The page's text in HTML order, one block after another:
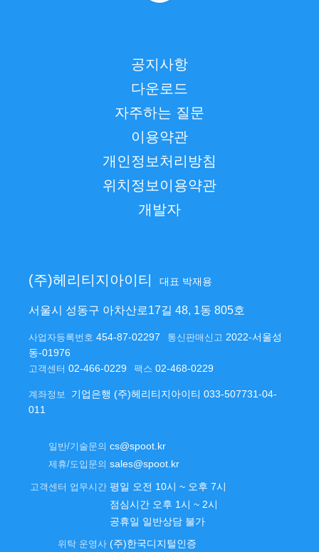
공지사항
다운로드
자주하는 질문
이용약관
개인정보처리방침
위치정보이용약관
개발자
(주)헤리티지아이티 대표 박재용
서울시 성동구 아차산로17길 48, 1동 805호
사업자등록번호 454-87-02297 통신판매신고 2022-서울성
동-01976
고객센터 02-466-0229 팩스 02-468-0229
계좌정보
기업은행 (주)헤리티지아이티 033-507731-04-
011
일반/기술문의 cs@spoot.kr
제휴/도입문의 sales@spoot.kr
고객센터 업무시간 평일 오전 10시 ~ 오후 7시
점심시간 오후 1시 ~ 2시
공휴일 일반상담 불가
위탁 운영사 (주)한국디지털인증